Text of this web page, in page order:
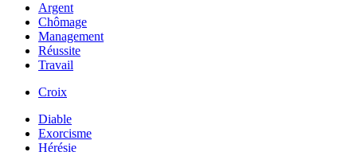
Argent
Chômage
Management
Réussite
Travail
Croix
Diable
Exorcisme
Hérésie